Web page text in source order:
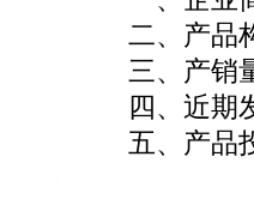
二、产品
三、产销量
四、近期发
五、产品投